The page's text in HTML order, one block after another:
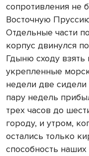
сопротивления не
Восточную
Отдельные части
корпус двинулся
Гдыню сходу взять
укрепленные
недели две
пару недель
трех часов до
городу, и утром,
остались только
способность